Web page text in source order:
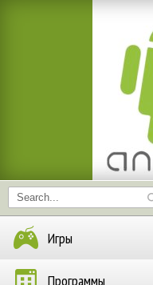
Игры
Программы